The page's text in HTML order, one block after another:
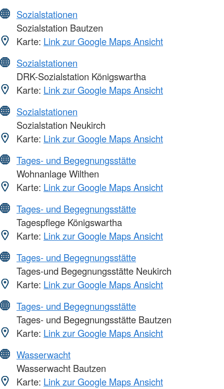
Sozialstationen
Sozialstation Bautzen
Karte: Link zur Google Maps Ansicht
Sozialstationen
DRK-Sozialstation Königswartha
Karte: Link zur Google Maps Ansicht
Sozialstationen
Sozialstation Neukirch
Karte: Link zur Google Maps Ansicht
Tages- und Begegnungsstätte
Wohnanlage Wilthen
Karte: Link zur Google Maps Ansicht
Tages- und Begegnungsstätte
Tagespflege Königswartha
Karte: Link zur Google Maps Ansicht
Tages- und Begegnungsstätte
Tages-und Begegnungsstätte Neukirch
Karte: Link zur Google Maps Ansicht
Tages- und Begegnungsstätte
Tages- und Begegnungsstätte Bautzen
Karte: Link zur Google Maps Ansicht
Wasserwacht
Wasserwacht Bautzen
Karte: Link zur Google Maps Ansicht